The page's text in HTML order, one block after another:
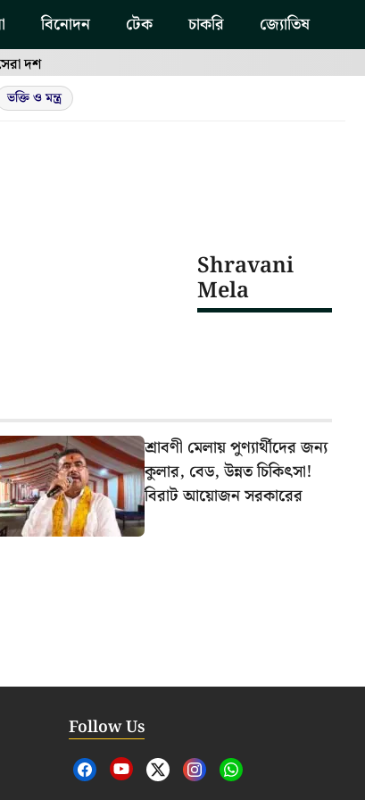
বিনোদন টেক চাকরি জ্যোতিষ
দশ
ভক্তি ও মন্ত্র
Shravani
Mela
শ্রাবণী মেলায় পুণ্যার্থীদের জন্য
কুলার, বেড, উন্নত চিকিৎসা!
বিরাট আয়োজন সরকারের
Follow Us